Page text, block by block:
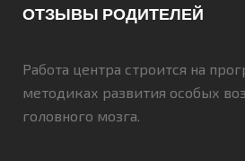
ОТЗЫВЫ РОДИТЕЛЕЙ
Работа центра строится на
методиках развития особых
головного мозга.